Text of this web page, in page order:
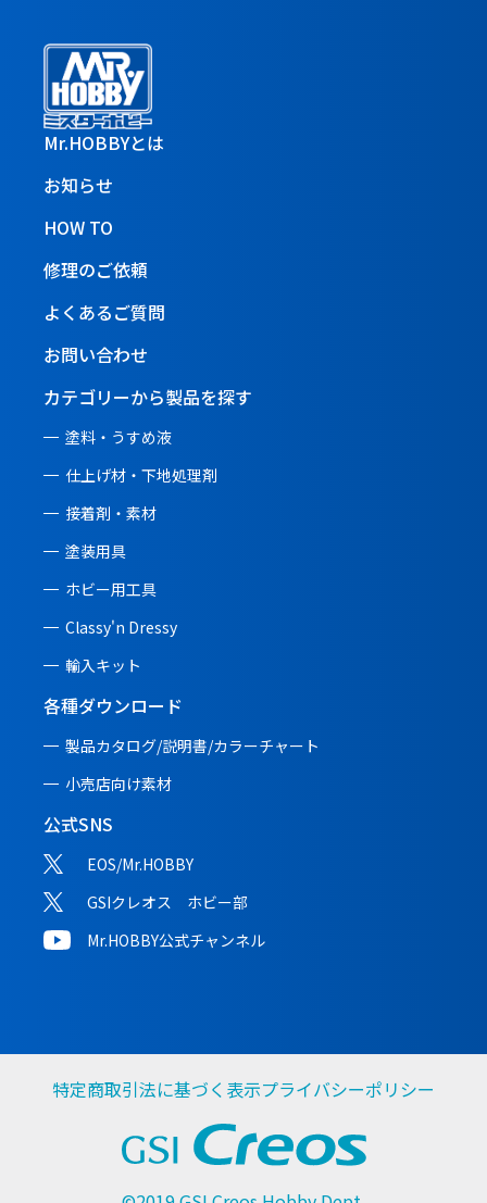
Mr.HOBBYとは
お知らせ
HOW TO
修理のご依頼
よくあるご質問
お問い合わせ
カテゴリーから製品を探す
塗料・うすめ液
仕上げ材・下地処理剤
接着剤・素材
塗装用具
ホビー用工具
Classy'n Dressy
輸入キット
各種ダウンロード
製品カタログ/説明書/カラーチャート
小売店向け素材
公式SNS
EOS/Mr.HOBBY
GSIクレオス ホビー部
Mr.HOBBY公式チャンネル
特定商取引法に基づく表示プライバシーポリシー